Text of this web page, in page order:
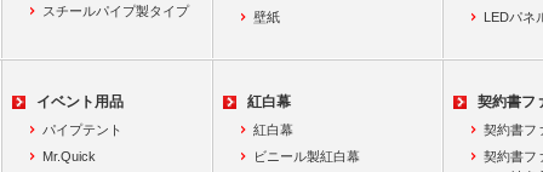
スチールパイプ製タイプ
壁紙
LEDパネ
イベント用品
パイプテント
Mr.Quick
紅白幕
紅白幕
ビニール製紅白幕
契約書フ
契約書フ
契約書フ